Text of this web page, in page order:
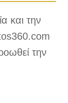
και την
την